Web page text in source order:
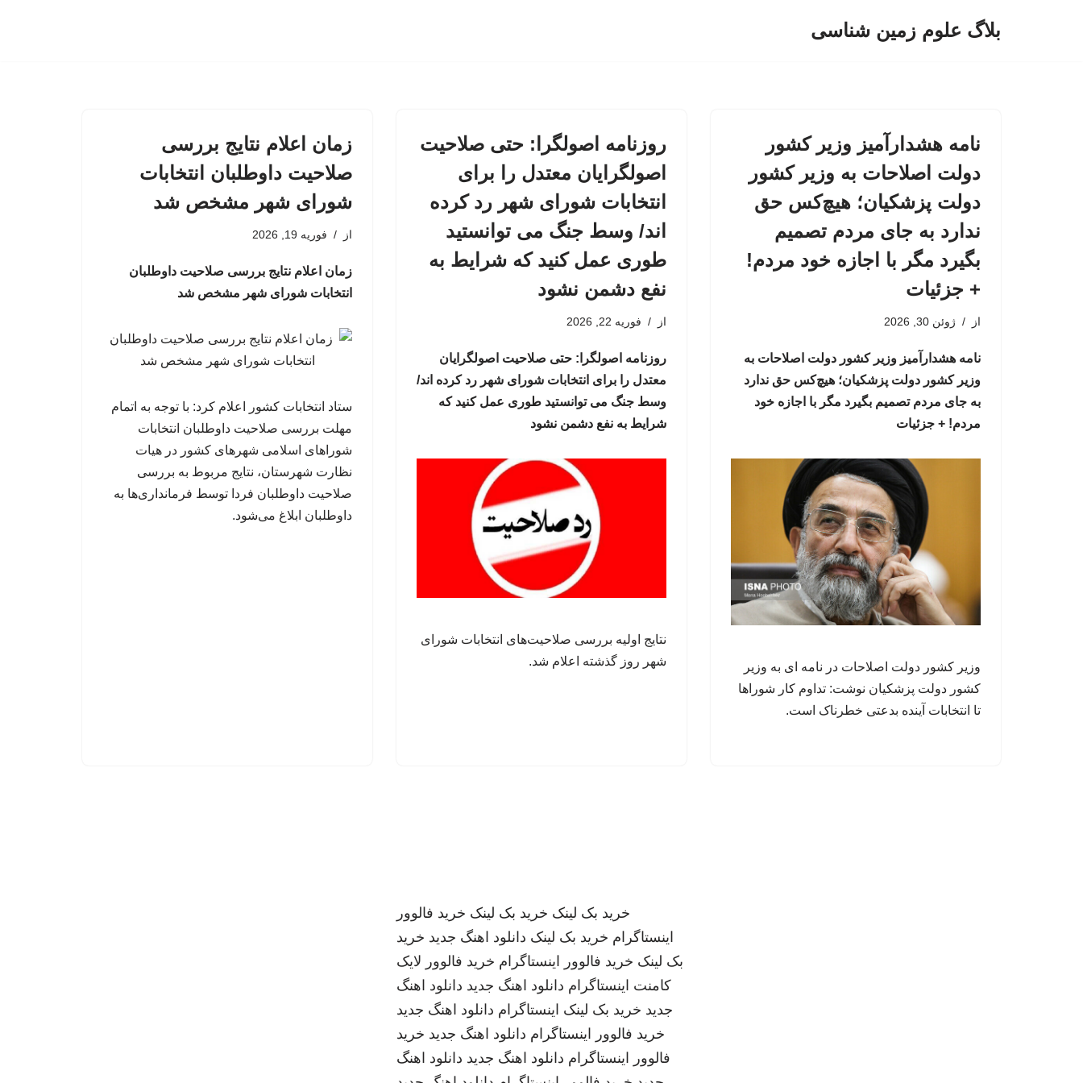
بلاگ علوم زمین شناسی
نامه هشدارآمیز وزیر کشور
دولت اصلاحات به وزیر کشور
دولت پزشکیان؛ هیچ‌کس حق
ندارد به جای مردم تصمیم
بگیرد مگر با اجازه خود مردم!
+ جزئیات
از ژوئن 30, 2026
نامه هشدارآمیز وزیر کشور دولت اصلاحات به
وزیر کشور دولت پزشکیان؛ هیچ‌کس حق ندارد
به جای مردم تصمیم بگیرد مگر با اجازه خود
مردم! + جزئیات
وزیر کشور دولت اصلاحات در نامه ای به وزیر
کشور دولت پزشکیان نوشت: تداوم کار شوراها
تا انتخابات آینده بدعتی خطرناک است.
روزنامه اصولگرا: حتی صلاحیت
اصولگرایان معتدل را برای
انتخابات شورای شهر رد کرده
اند/ وسط جنگ می توانستید
طوری عمل کنید که شرایط به
نفع دشمن نشود
از فوریه 22, 2026
روزنامه اصولگرا: حتی صلاحیت اصولگرایان
معتدل را برای انتخابات شورای شهر رد کرده اند/
وسط جنگ می توانستید طوری عمل کنید که
شرایط به نفع دشمن نشود
نتایج اولیه بررسی صلاحیت‌های انتخابات شورای
شهر روز گذشته اعلام شد.
زمان اعلام نتایج بررسی
صلاحیت داوطلبان انتخابات
شورای شهر مشخص شد
از فوریه 19, 2026
زمان اعلام نتایج بررسی صلاحیت داوطلبان
انتخابات شورای شهر مشخص شد
ستاد انتخابات کشور اعلام کرد: با توجه به اتمام
مهلت بررسی صلاحیت داوطلبان انتخابات
شوراهای اسلامی شهرهای کشور در هیات
نظارت شهرستان، نتایج مربوط به بررسی
صلاحیت داوطلبان فردا توسط فرمانداری‌ها به
داوطلبان ابلاغ می‌شود.
خرید بک لینک خرید بک لینک خرید فالوور
اینستاگرام خرید بک لینک دانلود اهنگ جدید خرید
بک لینک خرید فالوور اینستاگرام خرید فالوور لایک
کامنت اینستاگرام دانلود اهنگ جدید دانلود اهنگ
جدید خرید بک لینک اینستاگرام دانلود اهنگ جدید
خرید فالوور اینستاگرام دانلود اهنگ جدید خرید
فالوور اینستاگرام دانلود اهنگ جدید دانلود اهنگ